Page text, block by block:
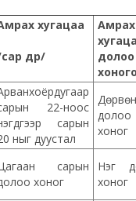
хугацаа
өдөр/
Амрах
долоо
22-ноос
сарын
ныг дуустал
Дөрвөн
долоо
хоног
сарын
хоног
Нэг
хоног